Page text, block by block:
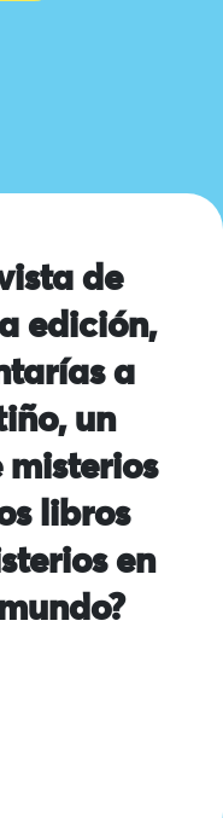
de
edición,
a
un
misterios
libros
en